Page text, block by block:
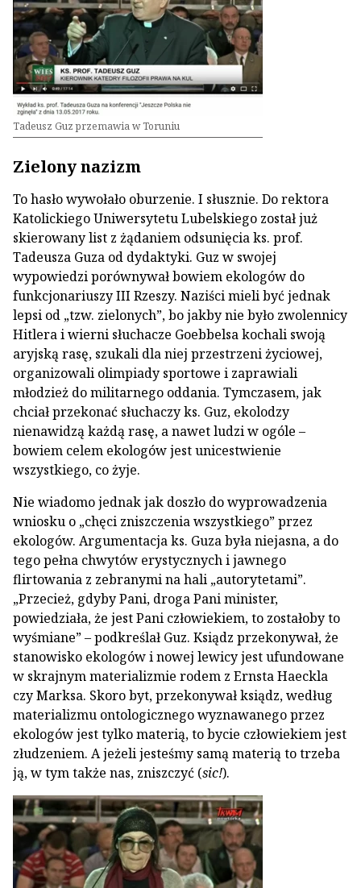
Tadeusz Guz przemawia w Toruniu
Zielony nazizm
To hasło wywołało oburzenie. I słusznie. Do rektora
Katolickiego Uniwersytetu Lubelskiego został już
skierowany list z żądaniem odsunięcia ks. prof.
Tadeusza Guza od dydaktyki. Guz w swojej
wypowiedzi porównywał bowiem ekologów do
funkcjonariuszy III Rzeszy. Naziści mieli być jednak
lepsi od „tzw. zielonych”, bo jakby nie było zwolennicy
Hitlera i wierni słuchacze Goebbelsa kochali swoją
aryjską rasę, szukali dla niej przestrzeni życiowej,
organizowali olimpiady sportowe i zaprawiali
młodzież do militarnego oddania. Tymczasem, jak
chciał przekonać słuchaczy ks. Guz, ekolodzy
nienawidzą każdą rasę, a nawet ludzi w ogóle –
bowiem celem ekologów jest unicestwienie
wszystkiego, co żyje.
Nie wiadomo jednak jak doszło do wyprowadzenia
wniosku o „chęci zniszczenia wszystkiego” przez
ekologów. Argumentacja ks. Guza była niejasna, a do
tego pełna chwytów erystycznych i jawnego
flirtowania z zebranymi na hali „autorytetami”.
„Przecież, gdyby Pani, droga Pani minister,
powiedziała, że jest Pani człowiekiem, to zostałoby to
wyśmiane” – podkreślał Guz. Ksiądz przekonywał, że
stanowisko ekologów i nowej lewicy jest ufundowane
w skrajnym materializmie rodem z Ernsta Haeckla
czy Marksa. Skoro byt, przekonywał ksiądz, według
materializmu ontologicznego wyznawanego przez
ekologów jest tylko materią, to bycie człowiekiem jest
złudzeniem. A jeżeli jesteśmy samą materią to trzeba
ją, w tym także nas, zniszczyć (sic!).